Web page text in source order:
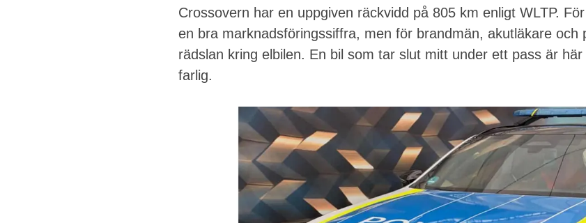
Crossovern har en uppgiven räckvidd på 805 km enligt WLTP.
en bra marknadsföringssiffra, men för brandmän, akutläkare och
rädslan kring elbilen. En bil som tar slut mitt under ett pass är
farlig.